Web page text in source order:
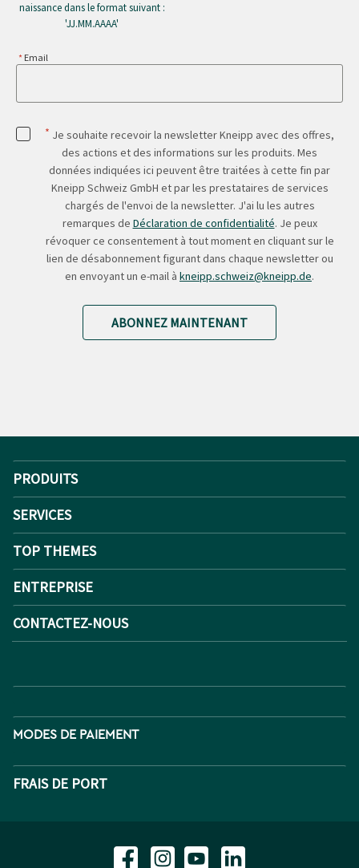
naissance dans le format suivant :
'JJ.MM.AAAA'
Email
* Je souhaite recevoir la newsletter Kneipp avec des offres,
des actions et des informations sur les produits. Mes
données indiquées ici peuvent être traitées à cette fin par
Kneipp Schweiz GmbH et par les prestataires de services
chargés de l'envoi de la newsletter. J'ai lu les autres
remarques de Déclaration de confidentialité. Je peux
révoquer ce consentement à tout moment en cliquant sur le
lien de désabonnement figurant dans chaque newsletter ou
en envoyant un e-mail à kneipp.schweiz@kneipp.de.
ABONNEZ MAINTENANT
PRODUITS
SERVICES
TOP THEMES
ENTREPRISE
CONTACTEZ-NOUS
MODES DE PAIEMENT
FRAIS DE PORT